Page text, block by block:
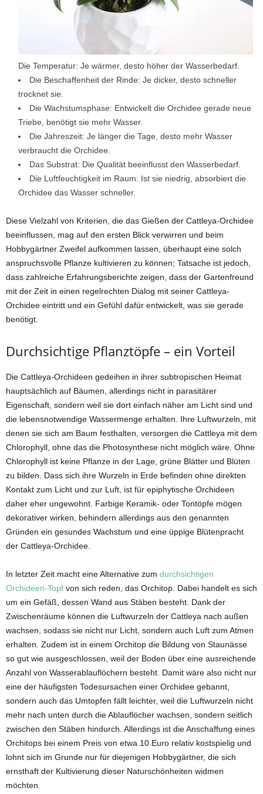
Die Temperatur: Je wärmer, desto höher der Wasserbedarf.
Die Beschaffenheit der Rinde: Je dicker, desto schneller
trocknet sie.
Die Wachstumsphase: Entwickelt die Orchidee gerade neue
Triebe, benötigt sie mehr Wasser.
Die Jahreszeit: Je länger die Tage, desto mehr Wasser
verbraucht die Orchidee.
Das Substrat: Die Qualität beeinflusst den Wasserbedarf.
Die Luftfeuchtigkeit im Raum: Ist sie niedrig, absorbiert die
Orchidee das Wasser schneller.
Diese Vielzahl von Kriterien, die das Gießen der Cattleya-Orchidee
beeinflussen, mag auf den ersten Blick verwirren und beim
Hobbygärtner Zweifel aufkommen lassen, überhaupt eine solch
anspruchsvolle Pflanze kultivieren zu können; Tatsache ist jedoch,
dass zahlreiche Erfahrungsberichte zeigen, dass der Gartenfreund
mit der Zeit in einen regelrechten Dialog mit seiner Cattleya-
Orchidee eintritt und ein Gefühl dafür entwickelt, was sie gerade
benötigt.
Durchsichtige Pflanztöpfe – ein Vorteil
Die Cattleya-Orchideen gedeihen in ihrer subtropischen Heimat
hauptsächlich auf Bäumen, allerdings nicht in parasitärer
Eigenschaft, sondern weil sie dort einfach näher am Licht sind und
die lebensnotwendige Wassermenge erhalten. Ihre Luftwurzeln, mit
denen sie sich am Baum festhalten, versorgen die Cattleya mit dem
Chlorophyll, ohne das die Photosynthese nicht möglich wäre. Ohne
Chlorophyll ist keine Pflanze in der Lage, grüne Blätter und Blüten
zu bilden. Dass sich ihre Wurzeln in Erde befinden ohne direkten
Kontakt zum Licht und zur Luft, ist für epiphytische Orchideen
daher eher ungewohnt. Farbige Keramik- oder Tontöpfe mögen
dekorativer wirken, behindern allerdings aus den genannten
Gründen ein gesundes Wachstum und eine üppige Blütenpracht
der Cattleya-Orchidee.
In letzter Zeit macht eine Alternative zum durchsichtigen
Orchideen-Topf von sich reden, das Orchitop. Dabei handelt es sich
um ein Gefäß, dessen Wand aus Stäben besteht. Dank der
Zwischenräume können die Luftwurzeln der Cattleya nach außen
wachsen, sodass sie nicht nur Licht, sondern auch Luft zum Atmen
erhalten. Zudem ist in einem Orchitop die Bildung von Staunässe
so gut wie ausgeschlossen, weil der Boden über eine ausreichende
Anzahl von Wasserablauflöchern besteht. Damit wäre also nicht nur
eine der häufigsten Todesursachen einer Orchidee gebannt,
sondern auch das Umtopfen fällt leichter, weil die Luftwurzeln nicht
mehr nach unten durch die Ablauflöcher wachsen, sondern seitlich
zwischen den Stäben hindurch. Allerdings ist die Anschaffung eines
Orchitops bei einem Preis von etwa 10 Euro relativ kostspielig und
lohnt sich im Grunde nur für diejenigen Hobbygärtner, die sich
ernsthaft der Kultivierung dieser Naturschönheiten widmen
möchten.